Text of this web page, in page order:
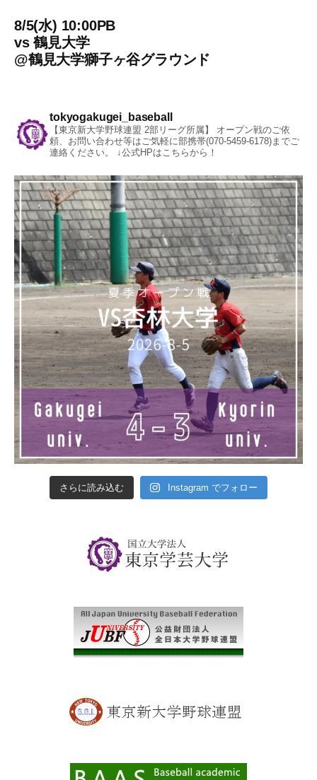
8/5(水) 10:00PB
vs鶴見大学
@鶴見大学獅子ヶ谷グラウンド
tokyogakugei_baseball
【東京新大学野球連盟 2部リーグ所属】
オープン戦のご依
頼、お問い合わせ等はご気軽に部携帯(070-5459-6178)までご
連絡ください。
↓公式HPはこちらから！
さらに読み込む Instagram でフォロー